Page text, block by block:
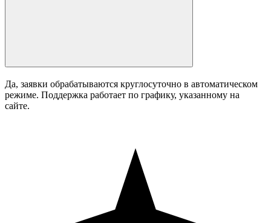
Да, заявки обрабатываются круглосуточно в автоматическом
режиме. Поддержка работает по графику, указанному на
сайте.